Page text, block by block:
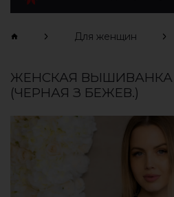
Для женщин
ЖЕНСКАЯ
(ЧЕРНАЯ З БЕЖЕВ.)